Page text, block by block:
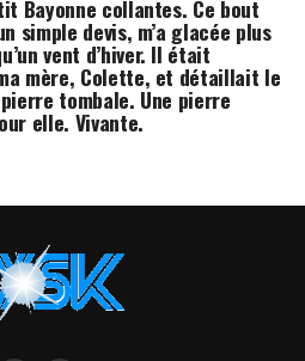
Bayonne collantes. Ce bout
simple devis, m’a glacée plus
vent d’hiver. Il était
mère, Colette, et détaillait le
tombale. Une pierre
elle. Vivante.